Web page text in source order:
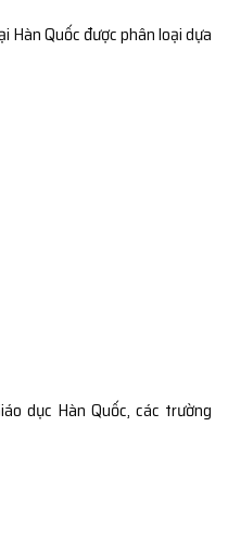
Hàn Quốc được phân loại dựa
dục Hàn Quốc, các trường